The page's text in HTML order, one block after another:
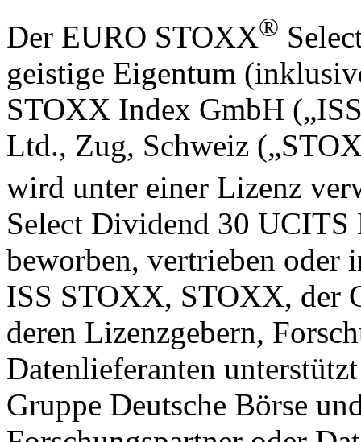
Der EURO STOXX®
geistige Eigentum
STOXX Index GmbH
Ltd., Zug, Schweiz
wird unter einer Lizenz
Select Dividend 30 UCITS
beworben, vertrieben oder
ISS STOXX, STOXX, der
deren Lizenzgebern,
Datenlieferanten
Gruppe Deutsche Börse